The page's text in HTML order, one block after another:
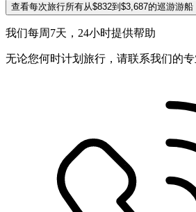
查看每次旅行所有从$832到$3,687的巡游游船
我们每周7天，24小时提供帮助
无论您何时计划旅行，请联系我们的专